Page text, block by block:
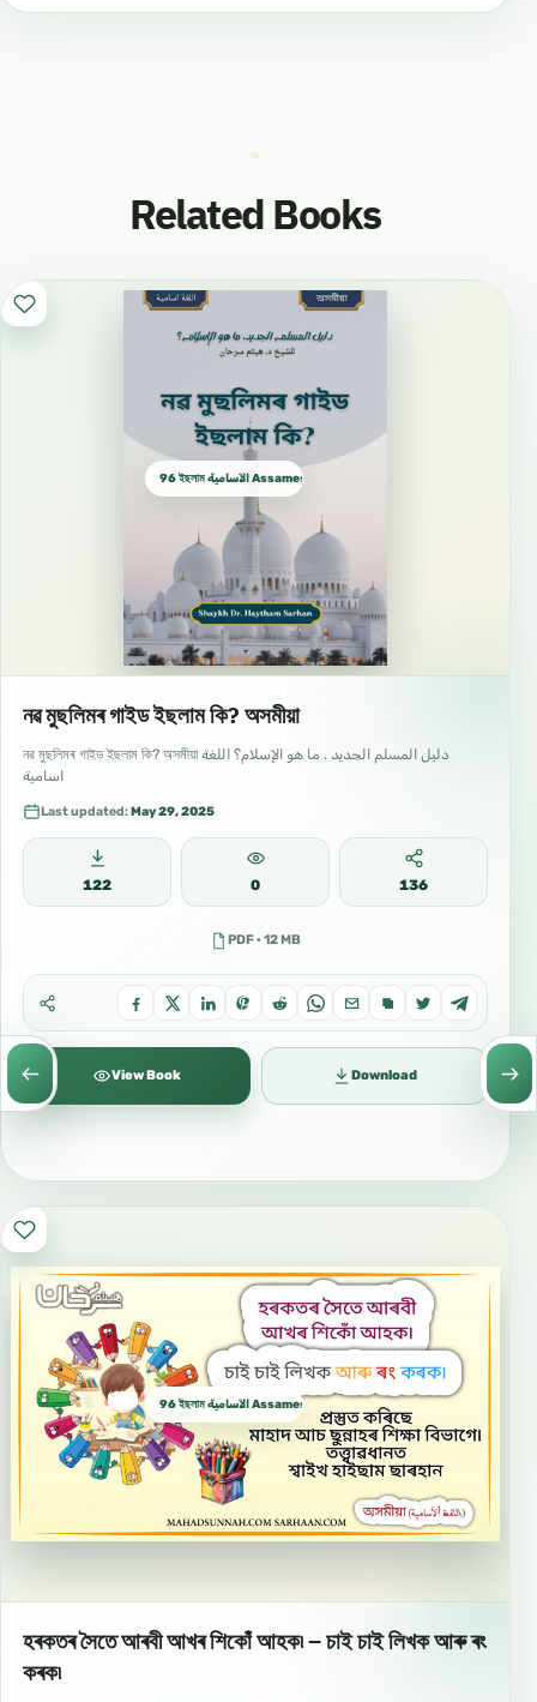
Related Books
নৱ মুছলিমৰ গাইড ইছলাম কি? অসমীয়া
নৱ মুছলিমৰ গাইড ইছলাম কি? অসমীয়া دليل المسلم الجديد . ما هو الإسلام؟ اللغة
اسامية
Last updated:May 29, 2025
122 0 136
PDF · 12 MB
View Book Download
হৰকতৰ সৈতে আৰবী আখৰ শিকোঁ আহক৷ – চাই চাই লিখক আৰু ৰং
কৰক৷